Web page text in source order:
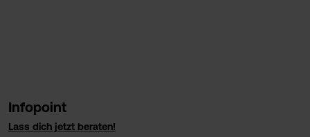
Infopoint
Lass dich jetzt beraten!